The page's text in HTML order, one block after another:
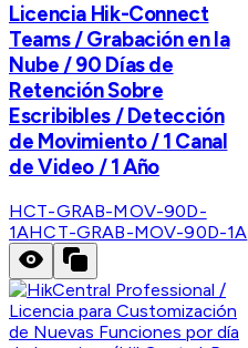
Licencia Hik-Connect
Teams / Grabación en la
Nube / 90 Días de
Retención Sobre
Escribibles / Detección
de Movimiento / 1 Canal
de Video / 1 Año
HCT-GRAB-MOV-90D-
1AHCT-GRAB-MOV-90D-1A